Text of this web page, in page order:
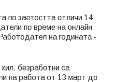
по заетостта отличи 14
по време на онлайн
на годината -
безработни са
на работа от 13 март до